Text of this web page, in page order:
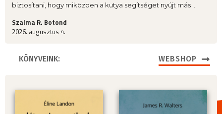
biztosítani, hogy miközben a kutya segítséget nyújt más ...
Szalma R. Botond
2026. augusztus 4.
KÖNYVEINK: WEBSHOP